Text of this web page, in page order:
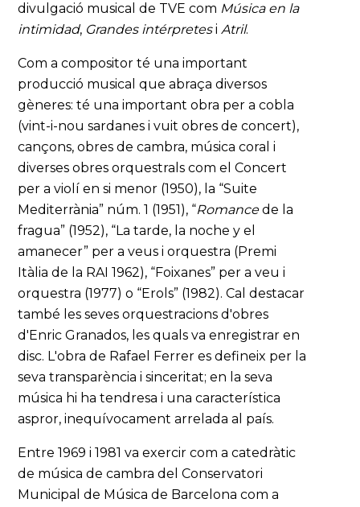
divulgació musical de TVE com Música en la
intimidad, Grandes intérpretesiAtril.
Com a compositor té una important
producció musical que abraça diversos
gèneres: té una important obra per a cobla
(vint-i-nou sardanes i vuit obres de concert),
cançons, obres de cambra, música coral i
diverses obres orquestrals com el Concert
per a violí en si menor (1950), la “Suite
Mediterrània” núm. 1 (1951), “Romancede la
fragua” (1952), “La tarde, la noche y el
amanecer” per a veus i orquestra (Premi
Itàlia de la RAI 1962), “Foixanes” per a veu i
orquestra (1977) o “Erols” (1982). Cal destacar
també les seves orquestracions d'obres
d'Enric Granados, les quals va enregistrar en
disc. L'obra de Rafael Ferrer es defineix per la
seva transparència i sinceritat; en la seva
música hi ha tendresa i una característica
aspror, inequívocament arrelada al país.
Entre 1969 i 1981 va exercir com a catedràtic
de música de cambra del Conservatori
Municipal de Música de Barcelona com a